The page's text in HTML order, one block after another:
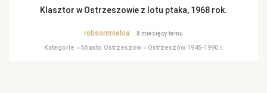
Klasztor w Ostrzeszowie z lotu ptaka, 1968 rok.
robsonmielca 8 miesięcy temu
Kategorie » Miasto Ostrzeszów» Ostrzeszów 1945-1990 r.